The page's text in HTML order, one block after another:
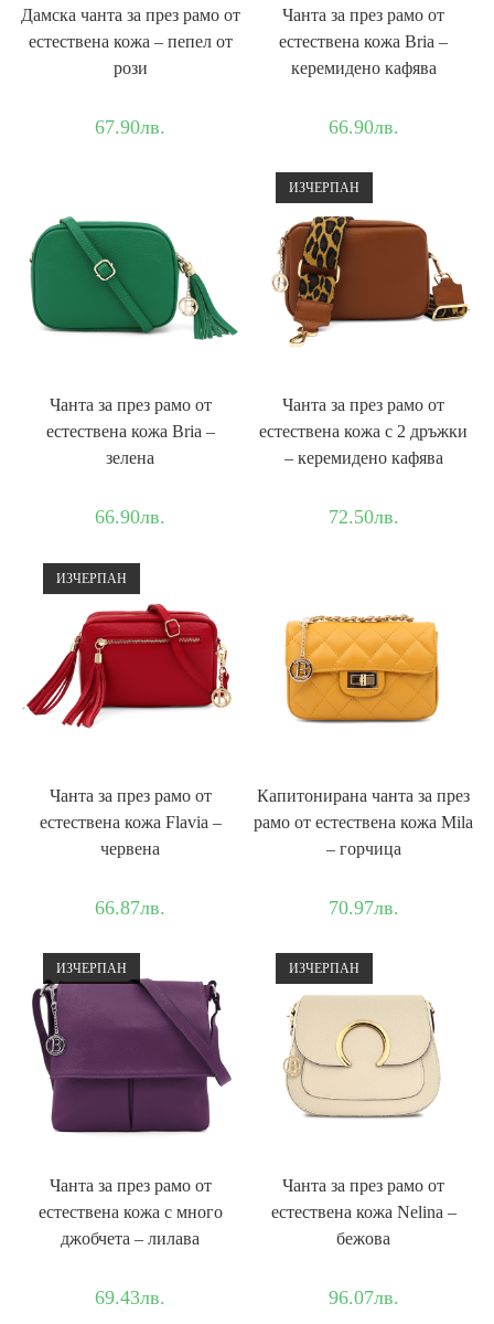
Дамска чантa за през рамо от
естествена кожа – пепел от
рози
67.90лв.
Чанта за през рамо от
естествена кожа Bria –
керемидено кафява
66.90лв.
Чанта за през рамо от
естествена кожа Bria –
зелена
66.90лв.
ИЗЧЕРПАН
Чанта за през рамо от
естествена кожа с 2 дръжки
– керемидено кафява
72.50лв.
ИЗЧЕРПАН
Чанта за през рамо от
естествена кожа Flavia –
червена
66.87лв.
Капитонирана чанта за през
рамо от естествена кожа Mila
– горчица
70.97лв.
ИЗЧЕРПАН
Чанта за през рамо от
естествена кожа с много
джобчета – лилава
69.43лв.
ИЗЧЕРПАН
Чанта за през рамо от
естествена кожа Nelina –
бежова
96.07лв.